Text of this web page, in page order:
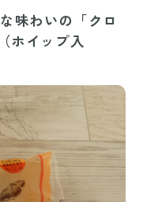
味わいの「クロ
ホイップ入